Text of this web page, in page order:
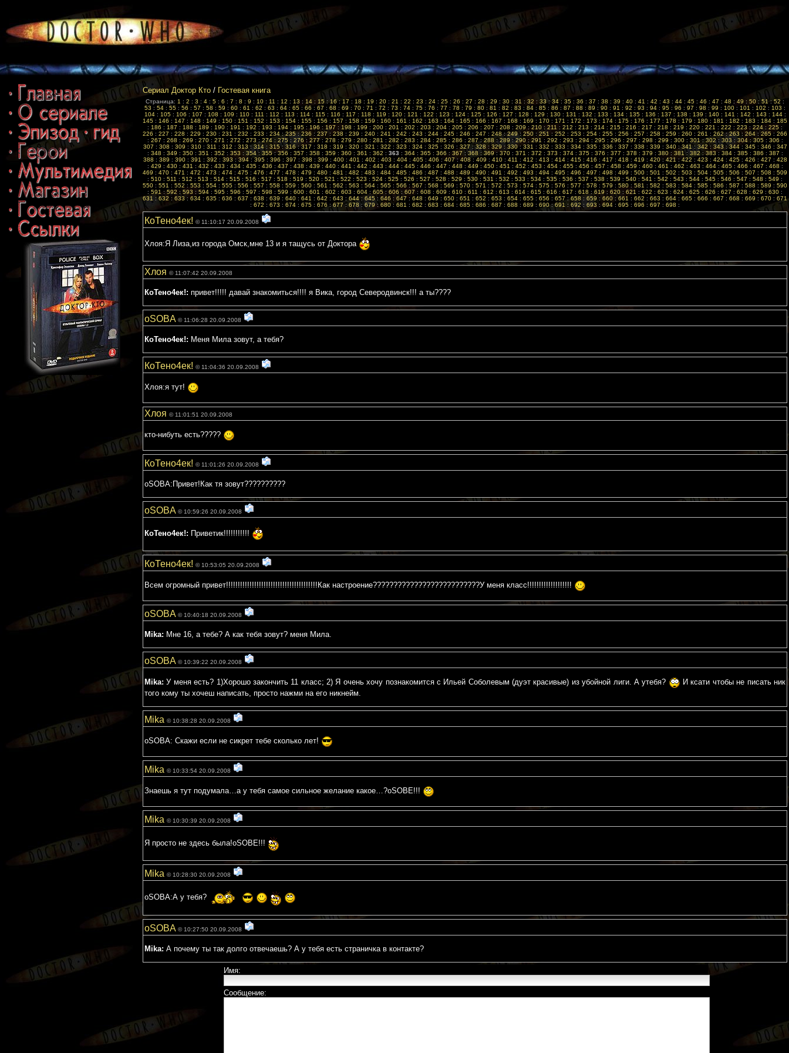
Сериал Доктор Кто / Гостевая книга
Страница: 1 : 2 : 3 : 4 : 5 : 6 : 7 : 8 : 9 : 10 : 11 : 12 : 13 : 14 : 15 : 16 : 17 : 18 : 19 : 20 : 21 : 22 : 23 : 24 : 25 : 26 : 27 : 28 : 29 : 30 : 31 : 32 : 33 : 34 : 35 : 36 : 37 : 38 : 39 : 40 : 41 : 42 : 43 : 44 : 45 : 46 : 47 : 48 : 49 : 50 : 51 : 52 :
53 : 54 : 55 : 56 : 57 : 58 : 59 : 60 : 61 : 62 : 63 : 64 : 65 : 66 : 67 : 68 : 69 : 70 : 71 : 72 : 73 : 74 : 75 : 76 : 77 : 78 : 79 : 80 : 81 : 82 : 83 : 84 : 85 : 86 : 87 : 88 : 89 : 90 : 91 : 92 : 93 : 94 : 95 : 96 : 97 : 98 : 99 : 100 : 101 : 102 : 103 :
104: 105: 106 : 107 : 108 : 109 : 110: 111 : 112 : 113 : 114: 115: 116 : 117 : 118 : 119 : 120: 121 : 122 : 123 : 124: 125: 126 : 127 : 128 : 129 : 130: 131 : 132 : 133 : 134: 135: 136 : 137 : 138 : 139 : 140: 141 : 142 : 143 : 144:
145 : 146 : 147 : 148 : 149 : 150 : 151 : 152 : 153 : 154 : 155 : 156 : 157 : 158 : 159 : 160 : 161 : 162 : 163 : 164 : 165 : 166 : 167 : 168 : 169 : 170 : 171 : 172 : 173 : 174 : 175 : 176 : 177 : 178 : 179 : 180 : 181 : 182 : 183 : 184 : 185
: 186 : 187 : 188 : 189 : 190 : 191 : 192 : 193 : 194 : 195 : 196 : 197 : 198 : 199 : 200 : 201 : 202 : 203 : 204 : 205 : 206 : 207 : 208 : 209 : 210 : 211 : 212 : 213 : 214 : 215 : 216 : 217 : 218 : 219 : 220 : 221 : 222 : 223 : 224 : 225 :
226 : 227 : 228 : 229 : 230 : 231 : 232 : 233 : 234 :235 :236 : 237 : 238 : 239 : 240 : 241 : 242 : 243 : 244 : 245 : 246 : 247 : 248:249: 250 : 251 : 252 : 253 : 254 : 255 : 256 : 257 : 258 : 259 : 260 : 261 : 262:263 : 264 : 265 : 266
: 267 : 268 : 269 : 270: 271 : 272 : 273 : 274: 275: 276: 277: 278 : 279 : 280: 281 : 282 : 283 : 284: 285: 286 : 287 : 288 :289 :290: 291 : 292 : 293 : 294: 295: 296 : 297 : 298 : 299 : 300: 301 :302: 303: 304: 305 : 306 :
307 : 308 : 309 : 310: 311 : 312 : 313: 314: 315: 316: 317 : 318 : 319 : 320: 321 : 322 : 323 : 324: 325: 326 : 327 :328 : 329 : 330: 331 : 332 : 333 : 334: 335: 336 : 337 : 338 : 339 : 340:341: 342 : 343 : 344: 345: 346 : 347
: 348 : 349 : 350: 351 : 352 : 353 : 354: 355:356 : 357 : 358 : 359 : 360: 361 : 362 : 363 : 364: 365: 366 : 367 : 368 : 369: 370: 371 : 372 : 373 : 374: 375: 376 : 377 : 378 : 379 : 380: 381 : 382 : 383 : 384: 385: 386 : 387 :
388 : 389 : 390: 391 : 392 : 393 : 394: 395 : 396 : 397 : 398 : 399 : 400: 401 : 402 : 403 : 404: 405: 406 : 407: 408 : 409 : 410: 411 : 412 : 413 : 414: 415: 416 : 417 : 418 : 419 : 420: 421 : 422 : 423 : 424: 425: 426 : 427 : 428
: 429 : 430: 431 : 432 : 433 : 434: 435: 436 : 437 : 438 : 439 : 440: 441 : 442 : 443 : 444: 445: 446 : 447 : 448 : 449 : 450: 451 : 452 : 453 : 454: 455: 456 : 457 : 458 : 459 : 460: 461 : 462 : 463 : 464: 465: 466 : 467 : 468 :
469 : 470 : 471 : 472 : 473 : 474 : 475 : 476 : 477 : 478 : 479 : 480 : 481 : 482 : 483 : 484 : 485 : 486 : 487 : 488 : 489 : 490 : 491 : 492 : 493 : 494 : 495 : 496 : 497 : 498 : 499 : 500 : 501 : 502 : 503 : 504 : 505 : 506 : 507 : 508 : 509
: 510 : 511 : 512 : 513 : 514 : 515 : 516 : 517 : 518 : 519 : 520 : 521 : 522 : 523 : 524 : 525 : 526 : 527 : 528 : 529 : 530 : 531 : 532 : 533 : 534 : 535 : 536 : 537 : 538 : 539 : 540 : 541 : 542 : 543 : 544 : 545 : 546 : 547 : 548 : 549 :
550 : 551 : 552 : 553 : 554 : 555 : 556 : 557 : 558 : 559 : 560 : 561 : 562 : 563 : 564 : 565 : 566 : 567 : 568 : 569 : 570 : 571 : 572 : 573 : 574 : 575 : 576 : 577 : 578 : 579 : 580 : 581 : 582 : 583 : 584 : 585 : 586 : 587 : 588 : 589 : 590
: 591 : 592 : 593 : 594 : 595 : 596 : 597 : 598 : 599 : 600 : 601 : 602 : 603 : 604 : 605 : 606 : 607 : 608 : 609 : 610 : 611 : 612 : 613 : 614 : 615 : 616 : 617 : 618 : 619 : 620 : 621 : 622 : 623 : 624 : 625 : 626 : 627 : 628 : 629 : 630 :
631 : 632 : 633 : 634 : 635 : 636 : 637 : 638 : 639 : 640 : 641 : 642 : 643 : 644 : 645 : 646 : 647 : 648 : 649 : 650 : 651 : 652 : 653 : 654 : 655 : 656 : 657 : 658 : 659 : 660 : 661 : 662 : 663 : 664 : 665 : 666 : 667 : 668 : 669 : 670 : 671
: 672 : 673 : 674 : 675 : 676 : 677 : 678 : 679 : 680 : 681 : 682 : 683 : 684 : 685 : 686 : 687 : 688 : 689 : 690 :691 : 692 : 693 : 694 : 695 : 696 : 697 : 698 :
КоТено4ек! © 11:10:17 20.09.2008
Хлоя:Я Лиза,из города Омск,мне 13 и я тащусь от Доктора
Хлоя © 11:07:42 20.09.2008
КоТено4ек!: привет!!!!! давай знакомиться!!!! я Вика, город Северодвинск!!! а ты????
oSOBA © 11:06:28 20.09.2008
КоТено4ек!: Меня Мила зовут, а тебя?
КоТено4ек! © 11:04:36 20.09.2008
Хлоя:я тут!
Хлоя © 11:01:51 20.09.2008
кто-нибуть есть?????
КоТено4ек! © 11:01:26 20.09.2008
oSOBA:Привет!Как тя зовут??????????
oSOBA © 10:59:26 20.09.2008
КоТено4ек!: Приветик!!!!!!!!!!!
КоТено4ек! © 10:53:05 20.09.2008
Всем огромный привет!!!!!!!!!!!!!!!!!!!!!!!!!!!!!!!!!!!!!!!Как настроение??????????????????????????У меня класс!!!!!!!!!!!!!!!!!!!
oSOBA © 10:40:18 20.09.2008
Mika: Мне 16, а тебе? А как тебя зовут? меня Мила.
oSOBA © 10:39:22 20.09.2008
Mika: У меня есть? 1)Хорошо закончить 11 класс; 2) Я очень хочу познакомится с Ильей Соболевым (дуэт красивые) из убойной лиги. А утебя?
И ксати чтобы не писать ник
того кому ты хочеш написать, просто нажми на его никнейм.
Mika © 10:38:28 20.09.2008
oSOBA: Скажи если не сикрет тебе сколько лет!
Mika © 10:33:54 20.09.2008
Знаешь я тут подумала…а у тебя самое сильное желание какое…?oSOBE!!!
Mika © 10:30:39 20.09.2008
Я просто не здесь была!oSOBE!!!
Mika © 10:28:30 20.09.2008
oSOBA:А у тебя?
oSOBA © 10:27:50 20.09.2008
Mika: А почему ты так долго отвечаешь? А у тебя есть страничка в контакте?
Имя:
Сообщение: